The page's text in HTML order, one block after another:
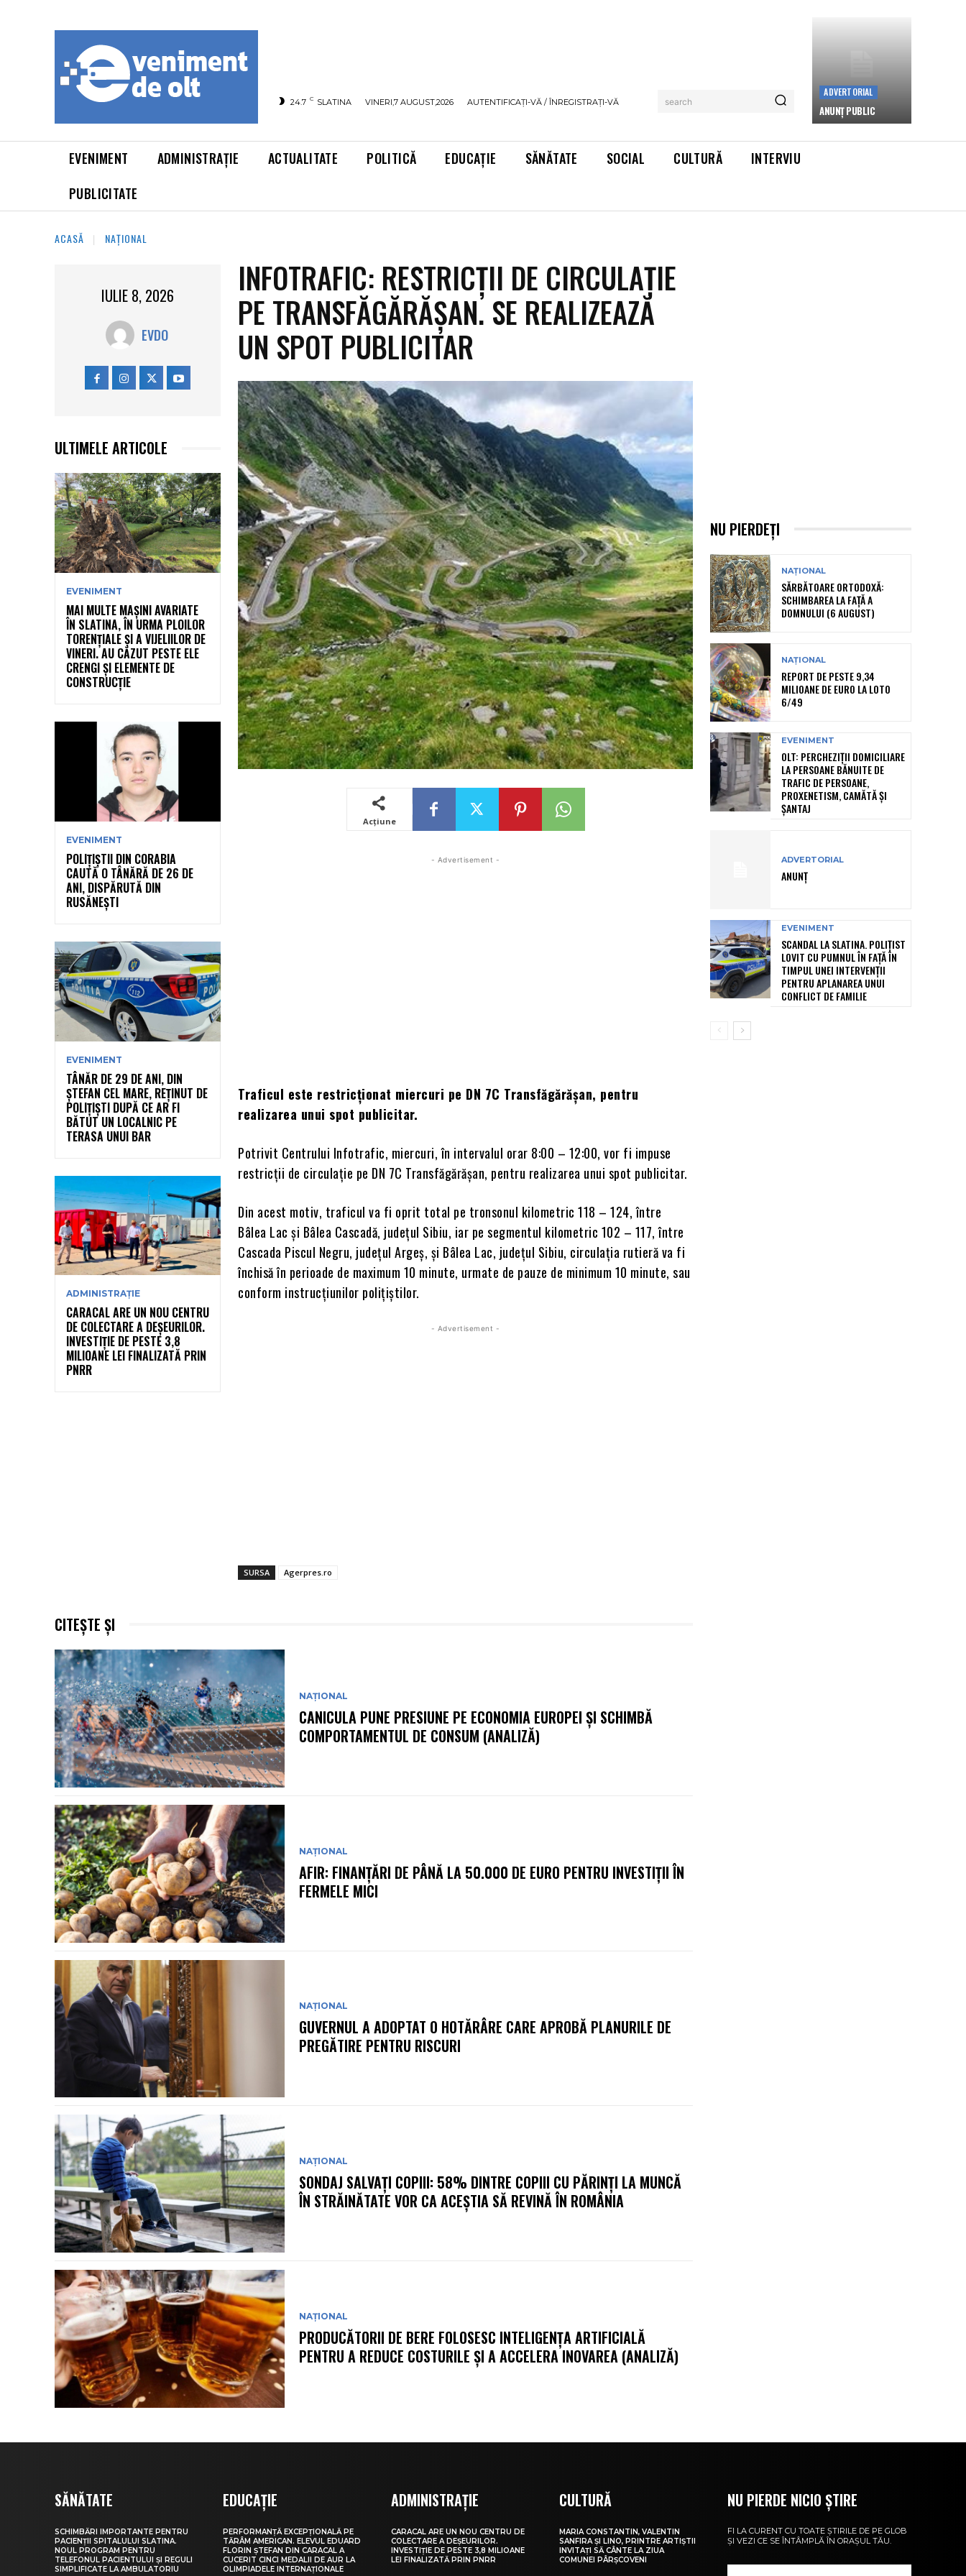
24.7 C SLATINA VINERI,7 AUGUST,2026 AUTENTIFICAȚI-VĂ / ÎNREGISTRAȚI-VĂ search
ADVERTORIAL
ANUNȚ PUBLIC
EVENIMENT ADMINISTRAȚIE ACTUALITATE POLITICĂ EDUCAȚIE SĂNĂTATE SOCIAL CULTURĂ
INTERVIU
PUBLICITATE
ACASĂ NAȚIONAL
IULIE 8, 2026
EVDO
ULTIMELE ARTICOLE
EVENIMENT
MAI MULTE MAȘINI AVARIATE
ÎN SLATINA, ÎN URMA PLOILOR
TORENȚIALE ȘI A VIJELIILOR DE
VINERI. AU CĂZUT PESTE ELE
CRENGI ȘI ELEMENTE DE
CONSTRUCȚIE
EVENIMENT
POLIȚIȘTII DIN CORABIA
CAUTĂ O TÂNĂRĂ DE 26 DE
ANI, DISPĂRUTĂ DIN
RUSĂNEȘTI
EVENIMENT
TÂNĂR DE 29 DE ANI, DIN
ȘTEFAN CEL MARE, REȚINUT DE
POLIȚIȘTI DUPĂ CE AR FI
BĂTUT UN LOCALNIC PE
TERASA UNUI BAR
ADMINISTRAȚIE
CARACAL ARE UN NOU CENTRU
DE COLECTARE A DEȘEURILOR.
INVESTIȚIE DE PESTE 3,8
MILIOANE LEI FINALIZATĂ PRIN
PNRR
INFOTRAFIC: RESTRICȚII DE CIRCULAȚIE
PE TRANSFĂGĂRĂȘAN. SE REALIZEAZĂ
UN SPOT PUBLICITAR
Acțiune
- Advertisement -
Traficul este restricționat miercuri pe DN 7C Transfăgărășan, pentru
realizarea unui spot publicitar.
Potrivit Centrului Infotrafic, miercuri, în intervalul orar 8:00 – 12:00, vor fi impuse
restricții de circulație pe DN 7C Transfăgărășan, pentru realizarea unui spot publicitar.
Din acest motiv, traficul va fi oprit total pe tronsonul kilometric 118 – 124, între
Bâlea Lac și Bâlea Cascadă, județul Sibiu, iar pe segmentul kilometric 102 – 117, între
Cascada Piscul Negru, județul Argeș, și Bâlea Lac, județul Sibiu, circulația rutieră va fi
închisă în perioade de maximum 10 minute, urmate de pauze de minimum 10 minute, sau
conform instrucțiunilor polițiștilor.
- Advertisement -
SURSA Agerpres.ro
CITEȘTE ȘI
NAȚIONAL
CANICULA PUNE PRESIUNE PE ECONOMIA EUROPEI ȘI SCHIMBĂ
COMPORTAMENTUL DE CONSUM (ANALIZĂ)
NAȚIONAL
AFIR: FINANȚĂRI DE PÂNĂ LA 50.000 DE EURO PENTRU INVESTIȚII ÎN
FERMELE MICI
NAȚIONAL
GUVERNUL A ADOPTAT O HOTĂRÂRE CARE APROBĂ PLANURILE DE
PREGĂTIRE PENTRU RISCURI
NAȚIONAL
SONDAJ SALVAȚI COPIII: 58% DINTRE COPIII CU PĂRINȚI LA MUNCĂ
ÎN STRĂINĂTATE VOR CA ACEȘTIA SĂ REVINĂ ÎN ROMÂNIA
NAȚIONAL
PRODUCĂTORII DE BERE FOLOSESC INTELIGENȚA ARTIFICIALĂ
PENTRU A REDUCE COSTURILE ȘI A ACCELERA INOVAREA (ANALIZĂ)
NU PIERDEȚI
NAȚIONAL
SĂRBĂTOARE ORTODOXĂ:
SCHIMBAREA LA FAȚĂ A
DOMNULUI (6 AUGUST)
NAȚIONAL
REPORT DE PESTE 9,34
MILIOANE DE EURO LA LOTO
6/49
EVENIMENT
OLT: PERCHEZIŢII DOMICILIARE
LA PERSOANE BĂNUITE DE
TRAFIC DE PERSOANE,
PROXENETISM, CAMĂTĂ ŞI
ŞANTAJ
ADVERTORIAL
ANUNȚ
EVENIMENT
SCANDAL LA SLATINA. POLIȚIST
LOVIT CU PUMNUL ÎN FAȚĂ ÎN
TIMPUL UNEI INTERVENȚII
PENTRU APLANAREA UNUI
CONFLICT DE FAMILIE
SĂNĂTATE
SCHIMBĂRI IMPORTANTE PENTRU
PACIENȚII SPITALULUI SLATINA.
NOUL PROGRAM PENTRU
TELEFONUL PACIENTULUI ȘI REGULI
SIMPLIFICATE LA AMBULATORIU
EDUCAȚIE
PERFORMANȚĂ EXCEPȚIONALĂ PE
TĂRÂM AMERICAN. ELEVUL EDUARD
FLORIN ȘTEFAN DIN CARACAL A
CUCERIT CINCI MEDALII DE AUR LA
OLIMPIADELE INTERNAȚIONALE
ADMINISTRAȚIE
CARACAL ARE UN NOU CENTRU DE
COLECTARE A DEȘEURILOR.
INVESTIȚIE DE PESTE 3,8 MILIOANE
LEI FINALIZATĂ PRIN PNRR
CULTURĂ
MARIA CONSTANTIN, VALENTIN
SANFIRA ȘI LINO, PRINTRE ARTIȘTII
INVITAȚI SĂ CÂNTE LA ZIUA
COMUNEI PÂRȘCOVENI
NU PIERDE NICIO ȘTIRE
FI LA CURENT CU TOATE ȘTIRILE DE PE GLOB
ȘI VEZI CE SE ÎNTÂMPLĂ ÎN ORAȘUL TĂU.